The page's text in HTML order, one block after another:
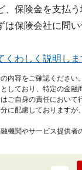
保険金を支払
保険会社に問い
くわしく説明しま
内容をご確認ください。
しており、特定の金融
ご自身の責任において
に配慮しております
機関やサービス提供者